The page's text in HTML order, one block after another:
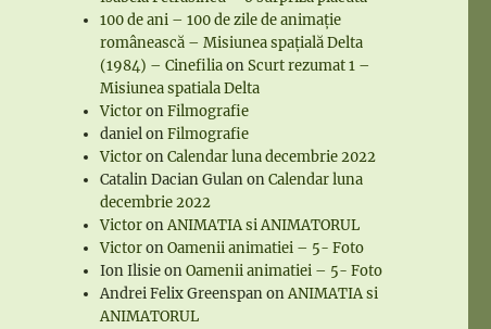
100 de ani – 100 de zile de animație
românească – Misiunea spațială Delta
(1984) – CinefiliaonScurt rezumat 1 –
Misiunea spatiala Delta
VictoronFilmografie
danielonFilmografie
VictoronCalendar luna decembrie 2022
Catalin Dacian GulanonCalendar luna
decembrie 2022
VictoronANIMATIA si ANIMATORUL
VictoronOamenii animatiei – 5- Foto
Ion IlisieonOamenii animatiei – 5- Foto
Andrei Felix GreenspanonANIMATIA si
ANIMATORUL